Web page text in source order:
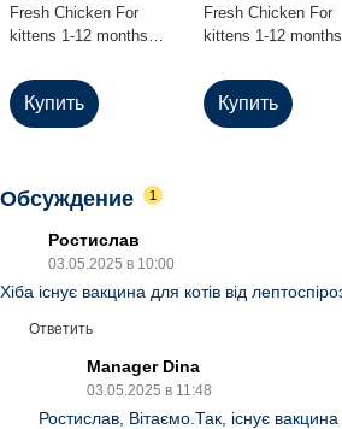
Fresh Chicken For
kittens 1-12 months,
Купить
Fresh Chicken For
kittens 1-12 months,
Купить
Обсуждение 1
Ростислав
03.05.2025 в 10:00
Хіба існує вакцина для котів від
Ответить
Manager Dina
03.05.2025 в 11:48
Ростислав, Вітаємо.Так, існує вакцина